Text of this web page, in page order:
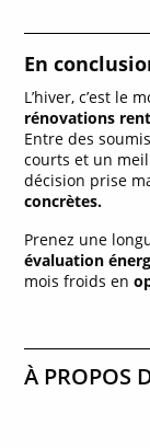
En
L’hiver, c’est le
rénovations
Entre des
courts et un
décision prise
concrètes.
Prenez une
évaluation
mois froids en
À PROPOS